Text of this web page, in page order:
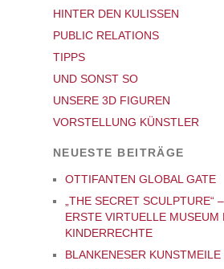
HINTER DEN KULISSEN
PUBLIC RELATIONS
TIPPS
UND SONST SO
UNSERE 3D FIGUREN
VORSTELLUNG KÜNSTLER
NEUESTE BEITRÄGE
OTTIFANTEN GLOBAL GATE
„THE SECRET SCULPTURE“
ERSTE VIRTUELLE MUSEUM
KINDERRECHTE
BLANKENESER